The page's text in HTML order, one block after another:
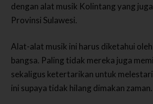
dengan alat musik Kolintang yang
Provinsi Sulawesi.
Alat-alat musik ini harus diketahui
bangsa. Paling tidak mereka juga
sekaligus ketertarikan untuk
ini supaya tidak hilang dimakan zaman.